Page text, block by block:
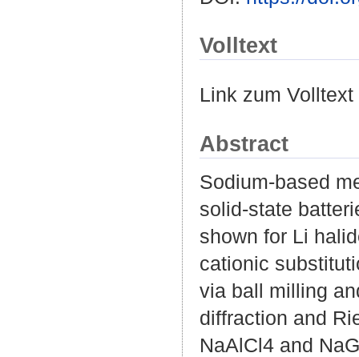
Volltext
Link zum
Abstract
Sodium-based
solid-state
shown for Li
cationic
via ball milling
diffraction and
NaAlCl4 and